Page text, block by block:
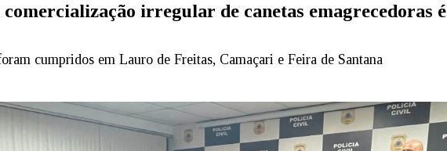
comercialização irregular de canetas emagrecedoras é
cumpridos em Lauro de Freitas, Camaçari e Feira de Santana